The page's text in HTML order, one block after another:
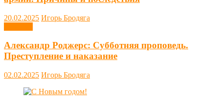
20.02.2025 Игорь Бродяга
Александр Роджерс: Субботняя проповедь.
Преступление и наказание
02.02.2025 Игорь Бродяга